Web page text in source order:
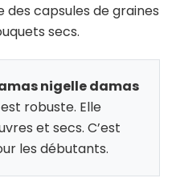
capsules de graines
secs.
nigelle damas
robuste. Elle
et secs. C’est
les débutants.